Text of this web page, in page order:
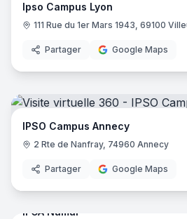
Ipso Campus Lyon
111 Rue du 1er Mars 1943, 69100
Partager Google Maps
IPSO Campus Annecy
2 Rte de Nanfray, 74960 Annecy
Partager Google Maps
IFOA Namur